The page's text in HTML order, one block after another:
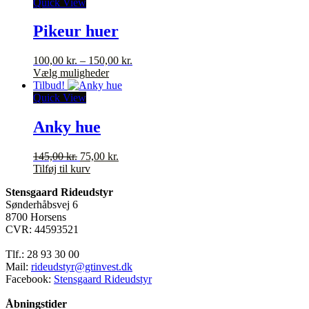
Pikeur huer
100,00 kr. – 150,00 kr.
Vælg mulighederDette
vare
vælges
Tilbud!
Quick View
Anky hue
145,00kr. Den
oprindelige
var:
75,00 kr.
Tilføj til kurv
Stensgaard Rideudstyr
Sønderhåbsvej 6
8700 Horsens
CVR: 44593521
Tlf.: 28 93 30 00
Mail: rideudstyr@gtinvest.dk
Facebook: Stensgaard Rideudstyr
Åbningstider